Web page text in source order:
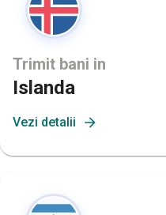
Trimit bani in
Islanda
Vezi detalii